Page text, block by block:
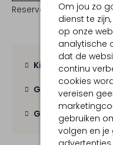
Om jou zo
dienst te
op onze
analytische
dat de
continu
cookies
vereisen
gebruiken
volgen en je
Reserveer direct in een
Kies zelf je
Gratis verzending
Gratis retour